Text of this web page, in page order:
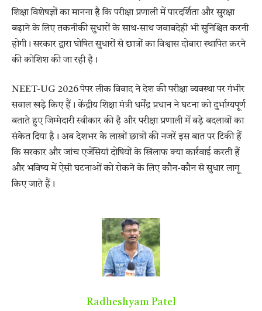
शिक्षा विशेषज्ञों का मानना है कि परीक्षा प्रणाली में पारदर्शिता और सुरक्षा
बढ़ाने के लिए तकनीकी सुधारों के साथ-साथ जवाबदेही भी सुनिश्चित करनी
होगी। सरकार द्वारा घोषित सुधारों से छात्रों का विश्वास दोबारा स्थापित करने
की कोशिश की जा रही है।
NEET-UG 2026 पेपर लीक विवाद ने देश की परीक्षा व्यवस्था पर गंभीर
सवाल खड़े किए हैं। केंद्रीय शिक्षा मंत्री धर्मेंद्र प्रधान ने घटना को दुर्भाग्यपूर्ण
बताते हुए जिम्मेदारी स्वीकार की है और परीक्षा प्रणाली में बड़े बदलावों का
संकेत दिया है। अब देशभर के लाखों छात्रों की नजरें इस बात पर टिकी हैं
कि सरकार और जांच एजेंसियां दोषियों के खिलाफ क्या कार्रवाई करती हैं
और भविष्य में ऐसी घटनाओं को रोकने के लिए कौन-कौन से सुधार लागू
किए जाते हैं।
Radheshyam Patel